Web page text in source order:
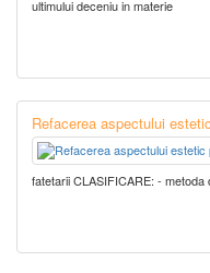
ultimului deceniu in materie
Refacerea aspectului
fatetarii CLASIFICARE: -